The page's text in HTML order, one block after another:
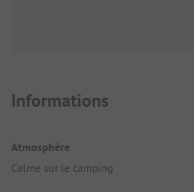
Informations
Atmosphère
Calme sur le camping